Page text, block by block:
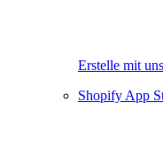
Erstelle mit
Shopify App